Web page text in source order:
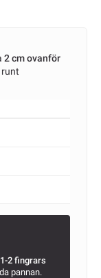
2 cm ovanför
1-2 fingrars
pannan.